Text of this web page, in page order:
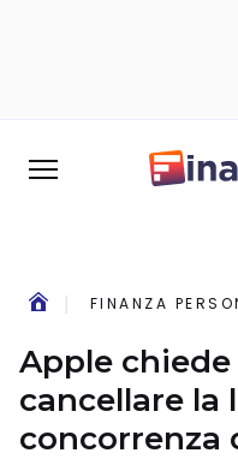
FINANZA
Apple chiede
cancellare la
concorrenza